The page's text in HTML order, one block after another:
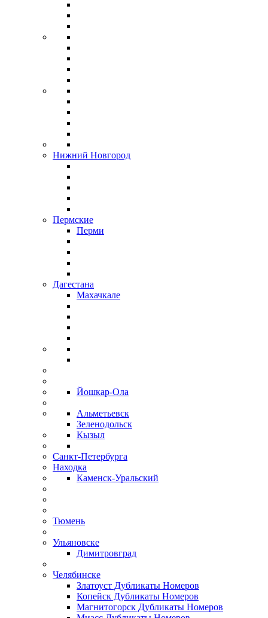
Нижний Новгород
Пермские
Перми
Дагестана
Махачкале
Йошкар-Ола
Альметьевск
Зеленодольск
Кызыл
Санкт-Петербурга
Находка
Каменск-Уральский
Тюмень
Ульяновске
Димитровград
Челябинске
Златоуст Дубликаты Номеров
Копейск Дубликаты Номеров
Магнитогорск Дубликаты Номеров